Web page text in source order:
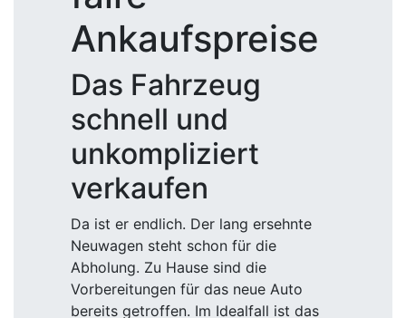
Ankaufspreise
Das Fahrzeug
schnell und
unkompliziert
verkaufen
Da ist er endlich. Der lang ersehnte
Neuwagen steht schon für die
Abholung. Zu Hause sind die
Vorbereitungen für das neue Auto
bereits getroffen. Im Idealfall ist das